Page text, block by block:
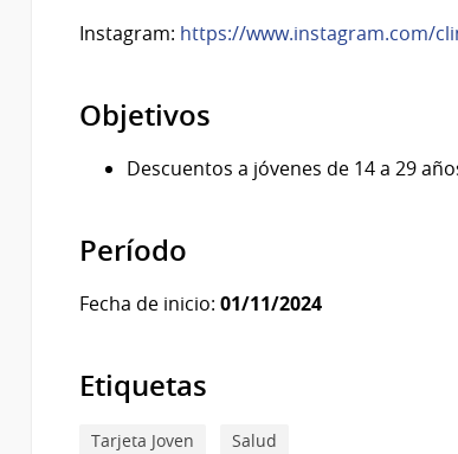
Instagram: https://www.instagram.com/
Objetivos
Descuentos a jóvenes de 14 a 29
Período
Fecha de inicio: 01/11/2024
Etiquetas
Tarjeta Joven Salud